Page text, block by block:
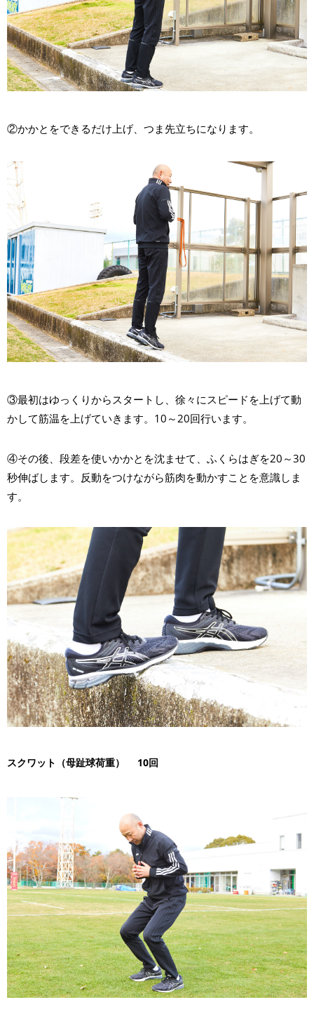
②かかとをできるだけ上げ、つま先立ちになります。
③最初はゆっくりからスタートし、徐々にスピードを上げて動
かして筋温を上げていきます。10～20回行います。
④その後、段差を使いかかとを沈ませて、ふくらはぎを20～30
秒伸ばします。反動をつけながら筋肉を動かすことを意識しま
す。
スクワット（母趾球荷重） 10回